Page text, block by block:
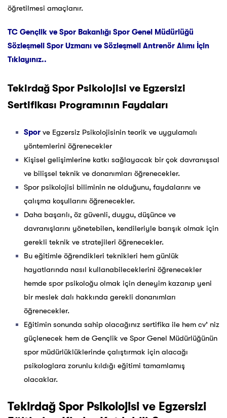
öğretilmesi amaçlanır.
TC Gençlik ve Spor Bakanlığı Spor Genel Müdürlüğü
Sözleşmeli Spor Uzmanı ve Sözleşmeli Antrenör Alımı İçin
Tıklayınız..
Tekirdağ Spor Psikolojisi ve Egzersizi
Sertifikası Programının Faydaları
Spor ve Egzersiz Psikolojisinin teorik ve uygulamalı
yöntemlerini öğrenecekler
Kişisel gelişimlerine katkı sağlayacak bir çok davranışsal
ve bilişsel teknik ve donanımları öğrenecekler.
Spor psikolojisi biliminin ne olduğunu, faydalarını ve
çalışma koşullarını öğrenecekler.
Daha başarılı, öz güvenli, duygu, düşünce ve
davranışlarını yönetebilen, kendileriyle barışık olmak için
gerekli teknik ve stratejileri öğrenecekler.
Bu eğitimle öğrendikleri teknikleri hem günlük
hayatlarında nasıl kullanabileceklerini öğrenecekler
hemde spor psikoloğu olmak için deneyim kazanıp yeni
bir meslek dalı hakkında gerekli donanımları
öğrenecekler.
Eğitimin sonunda sahip olacağınız sertifika ile hem cv’ niz
güçlenecek hem de Gençlik ve Spor Genel Müdürlüğünün
spor müdürlüklüklerinde çalıştırmak için alacağı
psikologlara zorunlu kıldığı eğitimi tamamlamış
olacaklar.
Tekirdağ Spor Psikolojisi ve Egzersizi